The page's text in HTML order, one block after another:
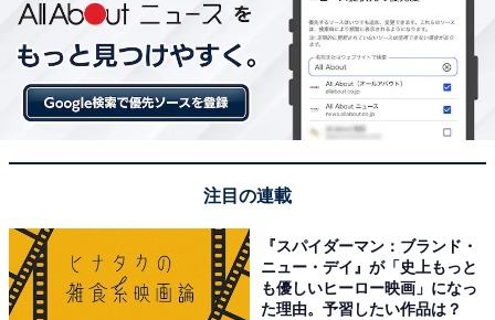
注目の連載
『スパイダーマン：ブランド・
ニュー・デイ』が「史上もっと
も優しいヒーロー映画」になっ
た理由。予習したい作品は？